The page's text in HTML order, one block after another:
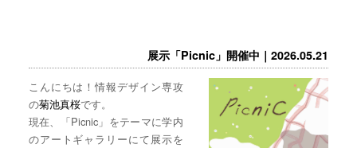
展示「Picnic」開催中｜2026.05.21
こんにちは！情報デザイン専攻
の菊池真桜です。
現在、「Picnic」をテーマに学内
のアートギャラリーにて展示を